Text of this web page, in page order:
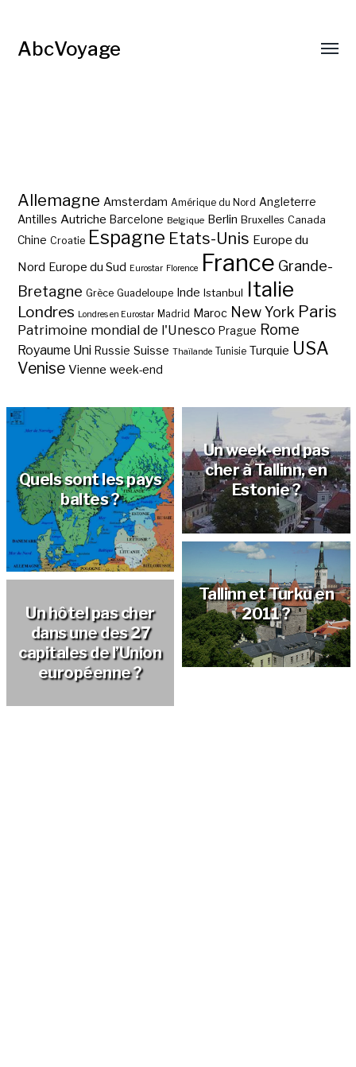
AbcVoyage
Allemagne Amsterdam Amérique du Nord Angleterre
Antilles Autriche Barcelone Belgique Berlin Bruxelles Canada
Chine Croatie Espagne Etats-Unis Europe du
Nord Europe du Sud Eurostar Florence France Grande-
Bretagne Grèce Guadeloupe Inde Istanbul Italie
Londres Londres en Eurostar Madrid Maroc New York Paris
Patrimoine mondial de l'Unesco Prague Rome
Royaume Uni Russie Suisse Thaïlande Tunisie Turquie USA
Venise Vienne week-end
Quels sont les pays
baltes ?
Un week-end pas
cher à Tallinn, en
Estonie ?
Tallinn et Turku en
2011 ?
Un hôtel pas cher
dans une des 27
capitales de l’Union
européenne ?